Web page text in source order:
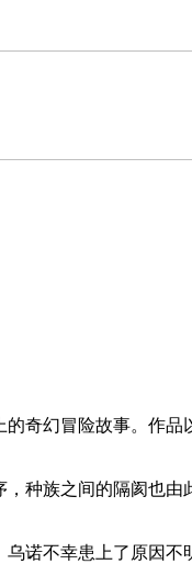
奇幻冒险故事。作
种族之间的隔阂也
诺不幸患上了原因